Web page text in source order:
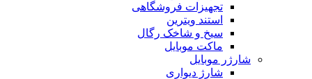
تجهیزات فروشگاهی
استند ویترین
سیخ و شاخک رگال
ماکت موبایل
شارژر موبایل
شارژ دیواری